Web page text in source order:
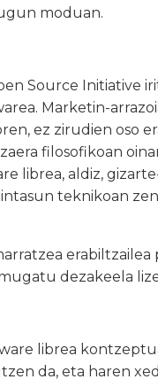
moduan.
Source Initiative
Marketin-
ez zirudien oso
filosofikoan
librea, aldiz,
teknikoan
dezakeela
librea
da, eta haren